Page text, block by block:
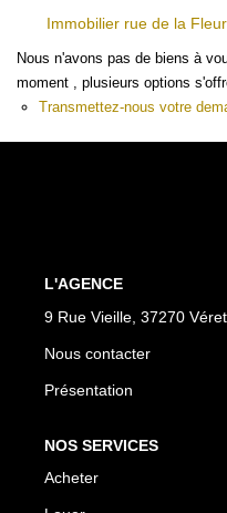
Nous
Immobilier rue de la
Nous n'avons pas de biens à
moment , plusieurs options
Transmettez-nous votre
L'AGENCE
9 Rue Vieille, 37270
Nous contacter
Présentation
NOS SERVICES
Acheter